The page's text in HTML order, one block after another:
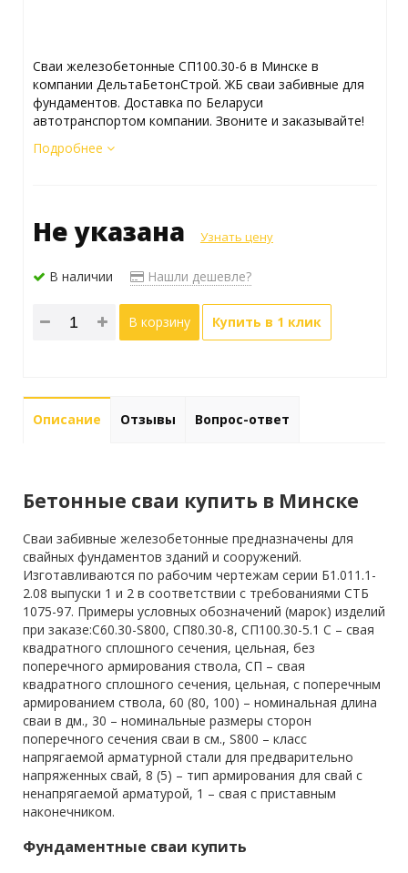
Сваи железобетонные СП100.30-6 в Минске в
компании ДельтаБетонСтрой. ЖБ сваи забивные для
фундаментов. Доставка по Беларуси
автотранспортом компании. Звоните и заказывайте!
Подробнее
Не указана Узнать цену
В наличии Нашли дешевле?
В корзину Купить в 1 клик
Описание Отзывы Вопрос-ответ
Бетонные сваи купить в Минске
Сваи забивные железобетонные предназначены для
свайных фундаментов зданий и сооружений.
Изготавливаются по рабочим чертежам серии Б1.011.1-
2.08 выпуски 1 и 2 в соответствии с требованиями СТБ
1075-97. Примеры условных обозначений (марок) изделий
при заказе:С60.30-S800, СП80.30-8, СП100.30-5.1 С – свая
квадратного сплошного сечения, цельная, без
поперечного армирования ствола, СП – свая
квадратного сплошного сечения, цельная, с поперечным
армированием ствола, 60 (80, 100) – номинальная длина
сваи в дм., 30 – номинальные размеры сторон
поперечного сечения сваи в см., S800 – класс
напрягаемой арматурной стали для предварительно
напряженных свай, 8 (5) – тип армирования для свай с
ненапрягаемой арматурой, 1 – свая с приставным
наконечником.
Фундаментные сваи купить